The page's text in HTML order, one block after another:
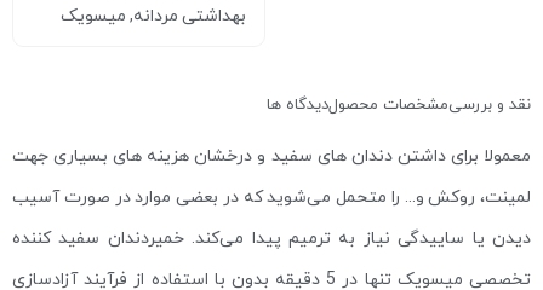
بهداشتی مردانه, میسویک
نقد و بررسیمشخصات محصولدیدگاه ها
معمولا برای داشتن دندان های سفید و درخشان هزینه های بسیاری جهت
لمینت، روکش و… را متحمل می‌شوید که در بعضی موارد در صورت آسیب
دیدن یا ساییدگی نیاز به ترمیم پیدا می‌کند. خمیردندان سفید کننده
تخصصی میسویک تنها در 5 دقیقه بدون با استفاده از فرآیند آزادسازی